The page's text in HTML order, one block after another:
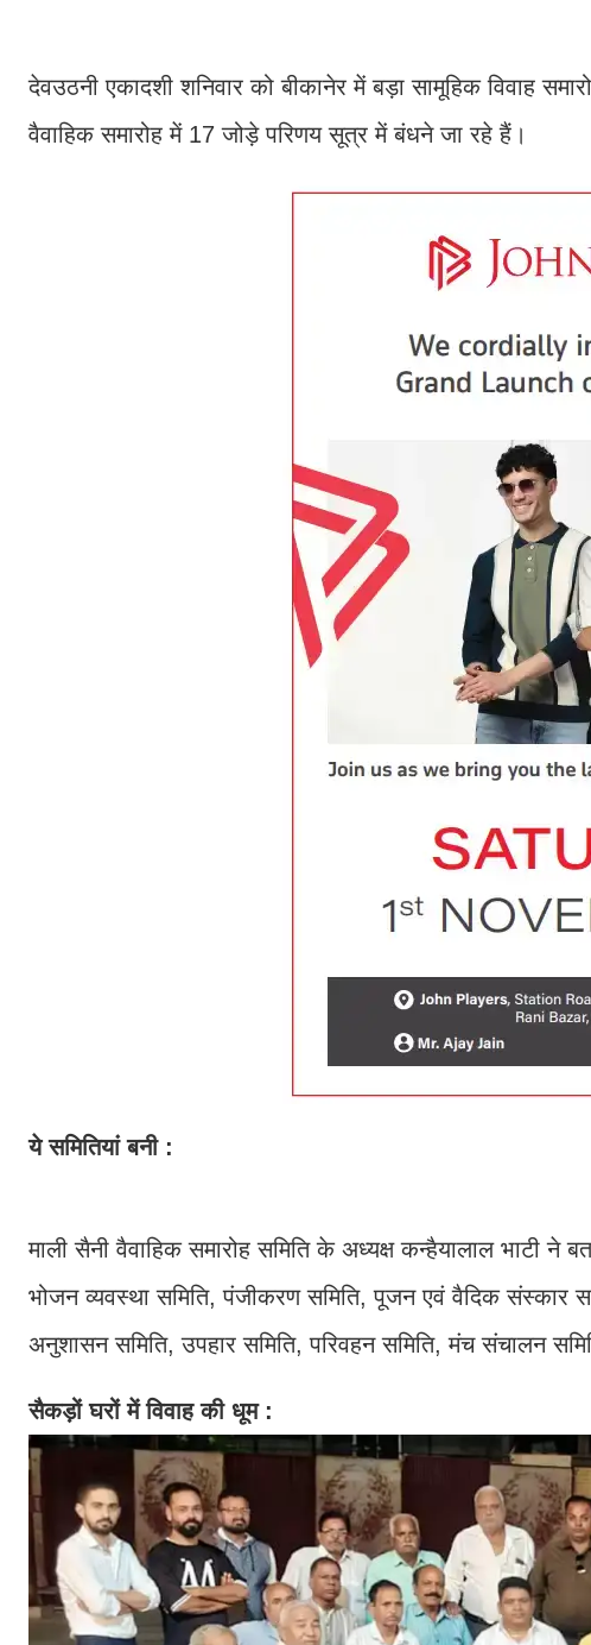
देवउठनी एकादशी शनिवार को बीकानेर में बड़ा सामूहिक विवाह
वैवाहिक समारोह में 17 जोड़े परिणय सूत्र में बंधने जा रहे हैं।
ये समितियां बनी :
माली सैनी वैवाहिक समारोह समिति के अध्यक्ष कन्हैयालाल भाटी ने
भोजन व्यवस्था समिति, पंजीकरण समिति, पूजन एवं वैदिक संस्कार
अनुशासन समिति, उपहार समिति, परिवहन समिति, मंच संचालन
सैकड़ों घरों में विवाह की धूम :